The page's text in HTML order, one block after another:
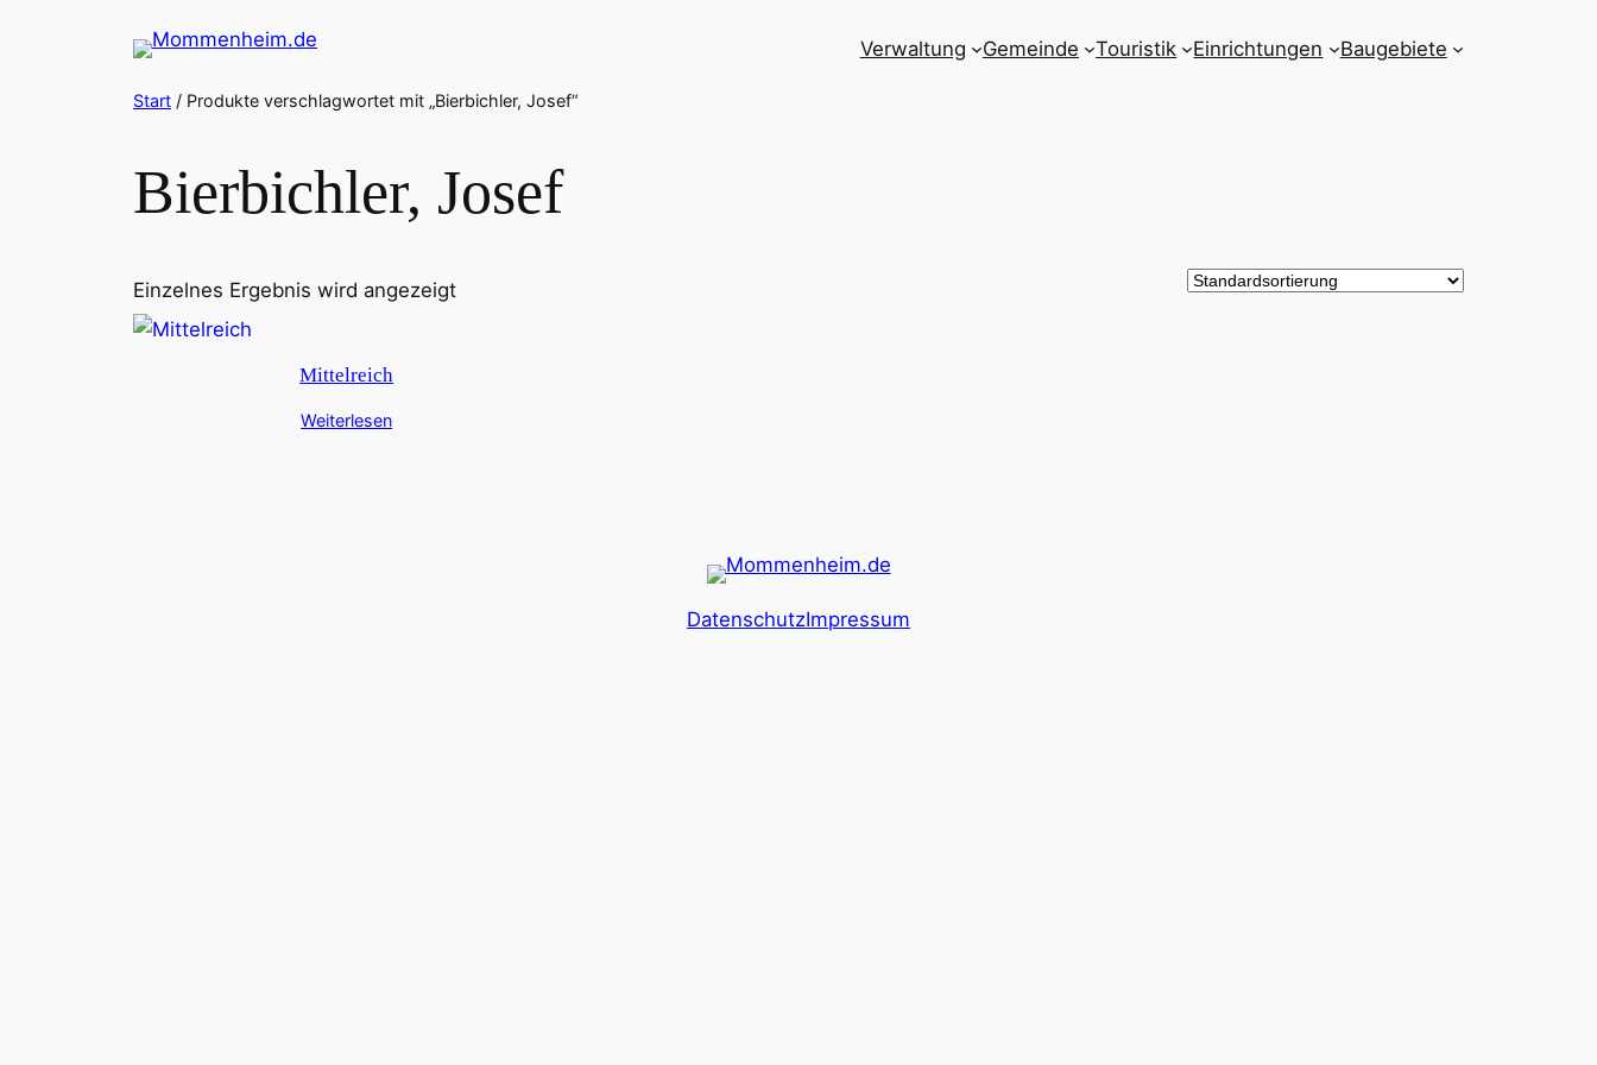
Verwaltung Gemeinde Touristik Einrichtungen Baugebiete
Start / Produkte verschlagwortet mit „Bierbichler, Josef“
Bierbichler, Josef
Einzelnes Ergebnis wird angezeigt
Mittelreich
Weiterlesen
DatenschutzImpressum